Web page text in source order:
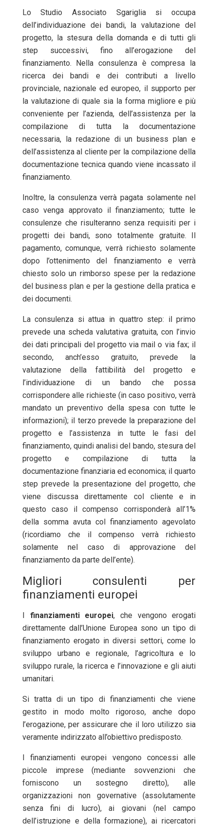
Lo Studio Associato Sgariglia si occupa
dell’individuazione dei bandi, la valutazione del
progetto, la stesura della domanda e di tutti gli
step successivi, fino all’erogazione del
finanziamento. Nella consulenza è compresa la
ricerca dei bandi e dei contributi a livello
provinciale, nazionale ed europeo, il supporto per
la valutazione di quale sia la forma migliore e più
conveniente per l’azienda, dell’assistenza per la
compilazione di tutta la documentazione
necessaria, la redazione di un business plan e
dell’assistenza al cliente per la compilazione della
documentazione tecnica quando viene incassato il
finanziamento.
Inoltre, la consulenza verrà pagata solamente nel
caso venga approvato il finanziamento; tutte le
consulenze che risulteranno senza requisiti per i
progetti dei bandi, sono totalmente gratuite. Il
pagamento, comunque, verrà richiesto solamente
dopo l’ottenimento del finanziamento e verrà
chiesto solo un rimborso spese per la redazione
del business plan e per la gestione della pratica e
dei documenti.
La consulenza si attua in quattro step: il primo
prevede una scheda valutativa gratuita, con l’invio
dei dati principali del progetto via mail o via fax; il
secondo, anch’esso gratuito, prevede la
valutazione della fattibilità del progetto e
l’individuazione di un bando che possa
corrispondere alle richieste (in caso positivo, verrà
mandato un preventivo della spesa con tutte le
informazioni); il terzo prevede la preparazione del
progetto e l’assistenza in tutte le fasi del
finanziamento, quindi analisi del bando, stesura del
progetto e compilazione di tutta la
documentazione finanziaria ed economica; il quarto
step prevede la presentazione del progetto, che
viene discussa direttamente col cliente e in
questo caso il compenso corrisponderà all’1%
della somma avuta col finanziamento agevolato
(ricordiamo che il compenso verrà richiesto
solamente nel caso di approvazione del
finanziamento da parte dell’ente).
Migliori consulenti per
finanziamenti europei
finanziamenti europei, che vengono erogati
direttamente dall’Unione Europea sono un tipo di
finanziamento erogato in diversi settori, come lo
sviluppo urbano e regionale, l’agricoltura e lo
sviluppo rurale, la ricerca e l’innovazione e gli aiuti
umanitari.
Si tratta di un tipo di finanziamenti che viene
gestito in modo molto rigoroso, anche dopo
l’erogazione, per assicurare che il loro utilizzo sia
veramente indirizzato all’obiettivo predisposto.
I finanziamenti europei vengono concessi alle
piccole imprese (mediante sovvenzioni che
forniscono un sostegno diretto), alle
organizzazioni non governative (assolutamente
senza fini di lucro), ai giovani (nel campo
dell’istruzione e della formazione), ai ricercatori